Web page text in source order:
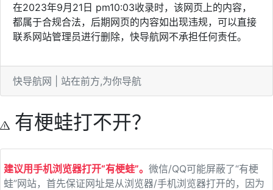
在2023年9月21日 pm10:03收录时，该网页上的内容，
都属于合规合法，后期网页的内容如出现违规，可以直接
联系网站管理员进行删除，快导航网不承担任何责任。
快导航网 | 站在前方,为你导航
有梗蛙打不开？
建议用手机浏览器打开“有梗蛙”。 微信/QQ可能屏蔽了“有梗
蛙”网站，首先保证网址是从浏览器/手机浏览器打开的，因为